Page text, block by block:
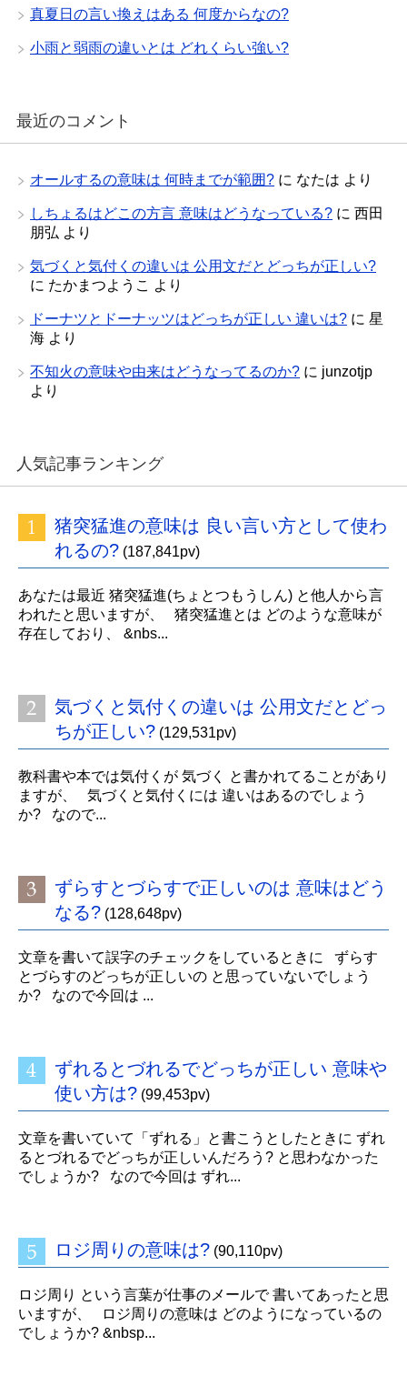
真夏日の言い換えはある 何度からなの?
小雨と弱雨の違いとは どれくらい強い?
最近のコメント
オールするの意味は 何時までが範囲? に なたは より
しちょるはどこの方言 意味はどうなっている? に 西田
朋弘 より
気づくと気付くの違いは 公用文だとどっちが正しい?
に たかまつようこ より
ドーナツとドーナッツはどっちが正しい 違いは? に 星
海 より
不知火の意味や由来はどうなってるのか? に junzotjp
より
人気記事ランキング
猪突猛進の意味は 良い言い方として使わ
れるの? (187,841pv)
あなたは最近 猪突猛進(ちょとつもうしん) と他人から言
われたと思いますが、 猪突猛進とは どのような意味が
存在しており、 &nbs...
気づくと気付くの違いは 公用文だとどっ
ちが正しい? (129,531pv)
教科書や本では気付くが 気づく と書かれてることがあり
ますが、 気づくと気付くには 違いはあるのでしょう
か? なので...
ずらすとづらすで正しいのは 意味はどう
なる? (128,648pv)
文章を書いて誤字のチェックをしているときに ずらす
とづらすのどっちが正しいの と思っていないでしょう
か? なので今回は ...
ずれるとづれるでどっちが正しい 意味や
使い方は? (99,453pv)
文章を書いていて「ずれる」と書こうとしたときに ずれ
るとづれるでどっちが正しいんだろう? と思わなかった
でしょうか? なので今回は ずれ...
ロジ周りの意味は? (90,110pv)
ロジ周り という言葉が仕事のメールで 書いてあったと思
いますが、 ロジ周りの意味は どのようになっているの
でしょうか? &nbsp...